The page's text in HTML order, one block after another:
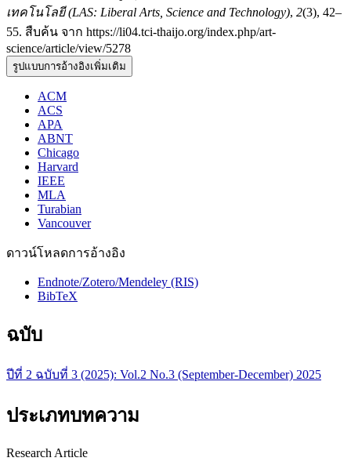
เทคโนโลยี (LAS: Liberal Arts, Science and Technology), 2(3), 42–
55. สืบค้น จาก https://li04.tci-thaijo.org/index.php/art-
science/article/view/5278
รูปแบบการอ้างอิงเพิ่มเติม
ACM
ACS
APA
ABNT
Chicago
Harvard
IEEE
MLA
Turabian
Vancouver
ดาวน์โหลดการอ้างอิง
Endnote/Zotero/Mendeley (RIS)
BibTeX
ฉบับ
ปีที่ 2 ฉบับที่ 3 (2025): Vol.2 No.3 (September-December) 2025
ประเภทบทความ
Research Article